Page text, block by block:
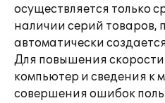
осуществляется только
наличии серий товаров,
автоматически
Для повышения
компьютер и сведения к
совершения ошибок